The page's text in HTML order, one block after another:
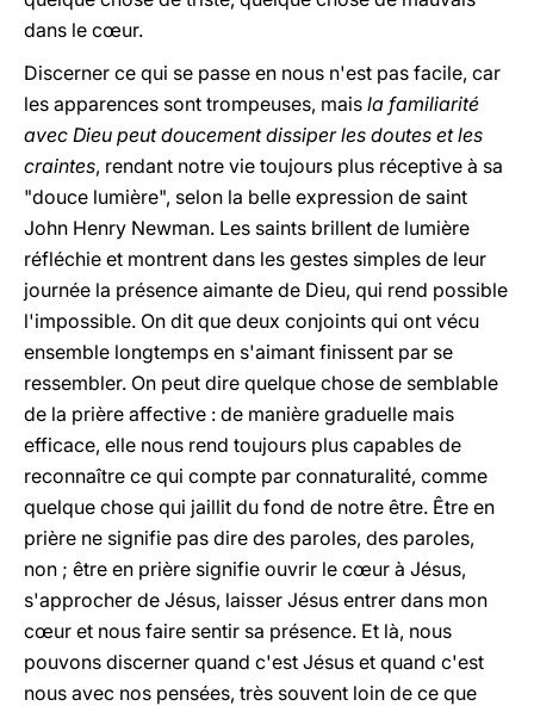
dans le cœur.
Discerner ce qui se passe en nous n'est pas facile, car
les apparences sont trompeuses, mais la familiarité
avec Dieu peut doucement dissiper les doutes et les
craintes, rendant notre vie toujours plus réceptive à sa
"douce lumière", selon la belle expression de saint
John Henry Newman. Les saints brillent de lumière
réfléchie et montrent dans les gestes simples de leur
journée la présence aimante de Dieu, qui rend possible
l'impossible. On dit que deux conjoints qui ont vécu
ensemble longtemps en s'aimant finissent par se
ressembler. On peut dire quelque chose de semblable
de la prière affective : de manière graduelle mais
efficace, elle nous rend toujours plus capables de
reconnaître ce qui compte par connaturalité, comme
quelque chose qui jaillit du fond de notre être. Être en
prière ne signifie pas dire des paroles, des paroles,
non ; être en prière signifie ouvrir le cœur à Jésus,
s'approcher de Jésus, laisser Jésus entrer dans mon
cœur et nous faire sentir sa présence. Et là, nous
pouvons discerner quand c'est Jésus et quand c'est
nous avec nos pensées, très souvent loin de ce que